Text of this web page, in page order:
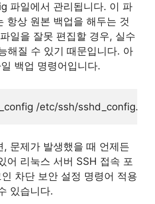
파일에서 관리됩니다. 이 파
항상 원본 백업을 해두는 것
일을 잘못 편집할 경우, 실수
해질 수 있기 때문입니다. 아
백업 명령어입니다.
, 문제가 발생했을 때 언제든
어 리눅스 서버 SSH 접속 포
차단 보안 설정 명령어 적용
있습니다.